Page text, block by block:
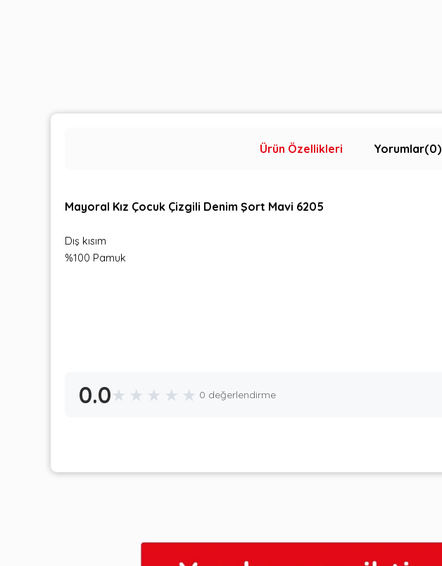
Ürün Özellikleri Yorumlar(0)
Mayoral Kız Çocuk Çizgili Denim Şort Mavi 6205
Dış kısım
%100 Pamuk
0.0★ ★ ★ ★ ★ 0 değerlendirme